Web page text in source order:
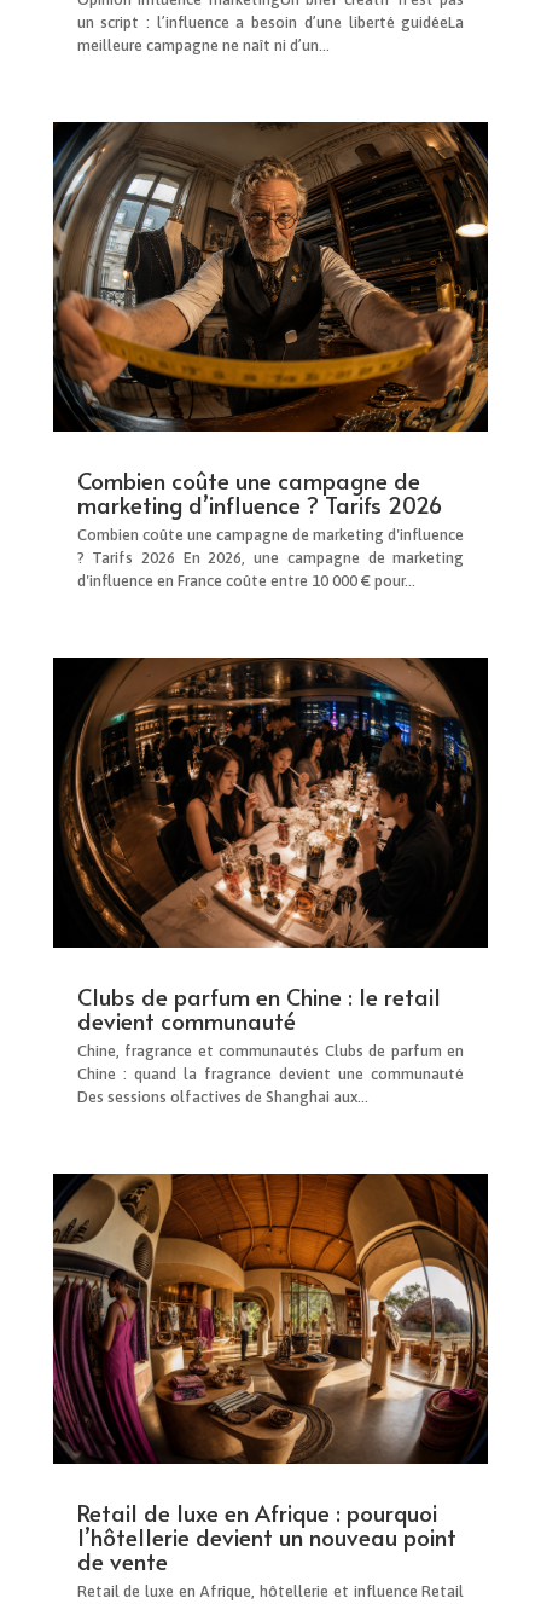
un script : l’influence a besoin d’une liberté guidéeLa
meilleure campagne ne naît ni d’un...
Combien coûte une campagne de
marketing d’influence ? Tarifs 2026
Combien coûte une campagne de marketing d'influence
? Tarifs 2026 En 2026, une campagne de marketing
d'influence en France coûte entre 10 000 € pour...
Clubs de parfum en Chine : le retail
devient communauté
Chine, fragrance et communautés Clubs de parfum en
Chine : quand la fragrance devient une communauté
Des sessions olfactives de Shanghai aux...
Retail de luxe en Afrique : pourquoi
l’hôtellerie devient un nouveau point
de vente
Retail de luxe en Afrique, hôtellerie et influence Retail